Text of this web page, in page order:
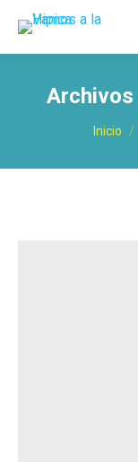
Archivos
Estás
Inicio